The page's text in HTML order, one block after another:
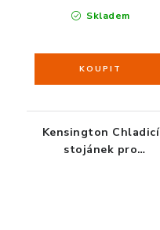
Skladem
Kensington Chladicí
stojánek pro